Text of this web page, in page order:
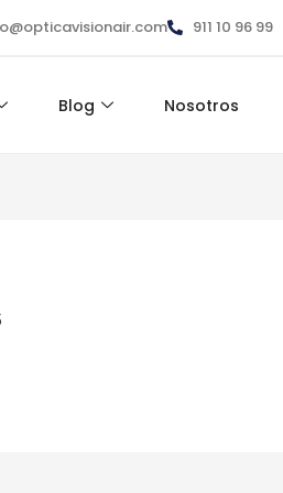
911 10 96 99
Blog Nosotros